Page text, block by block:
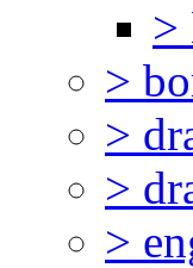
>
>
>
>
>